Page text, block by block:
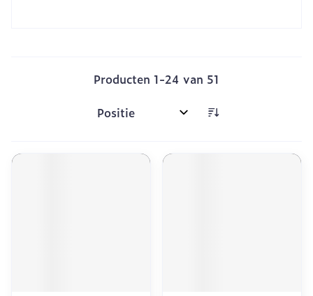
Producten 1-24 van 51
Sorteer op: